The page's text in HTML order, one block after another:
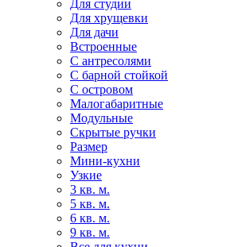
Для студии
Для хрущевки
Для дачи
Встроенные
С антресолями
С барной стойкой
С островом
Малогабаритные
Модульные
Скрытые ручки
Размер
Мини-кухни
Узкие
3 кв. м.
5 кв. м.
6 кв. м.
9 кв. м.